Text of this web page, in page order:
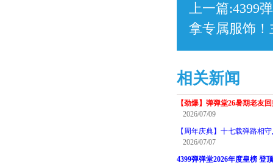
上一篇:4399
拿专属服饰
相关新闻
【劲爆】弹弹堂26暑期老友
2026/07/09
【周年庆典】十七载弹路相
2026/07/07
4399弹弹堂2026年度皇榜 登